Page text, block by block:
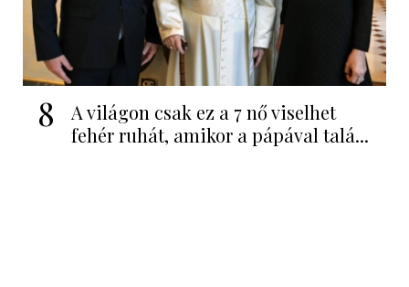
8
A világon csak ez a 7 nő viselhet
fehér ruhát, amikor a pápával talá...